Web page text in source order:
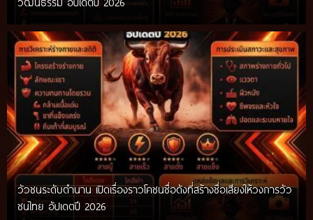
วัวชนระดับตำนาน เปิดเรื่องราวโคชนชื่อดังที่สร้างชื่อเสียงให้วงการวัว
ชนไทย อัปเดตปี 2026